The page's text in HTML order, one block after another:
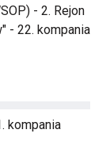
- 2. Rejon
- 22. kompania
kompania